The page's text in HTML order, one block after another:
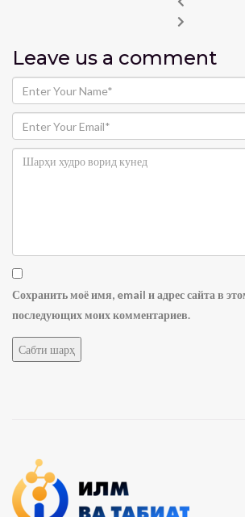
Leave us a comment
Сохранить моё имя, email и адрес сайта в
последующих моих комментариев.